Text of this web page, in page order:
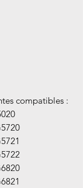
compatibles :